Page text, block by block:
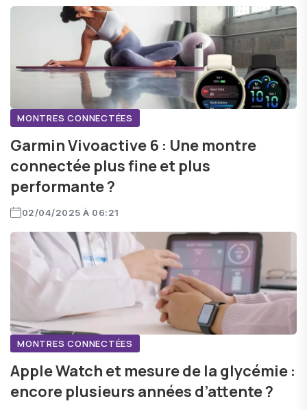
MONTRES CONNECTÉES
Garmin Vivoactive 6 : Une montre
connectée plus fine et plus
performante ?
02/04/2025 À 06:21
MONTRES CONNECTÉES
Apple Watch et mesure de la glycémie :
encore plusieurs années d’attente ?